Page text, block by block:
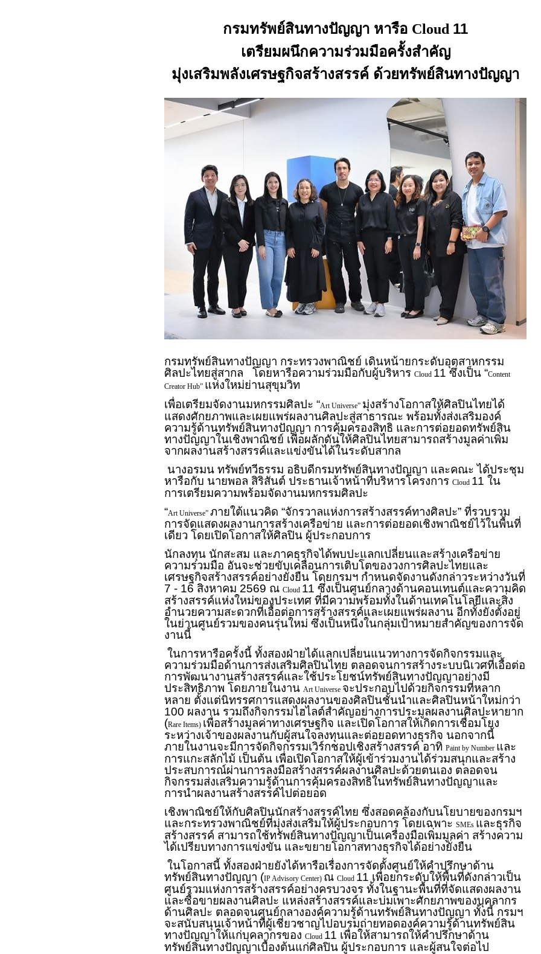
กรมทรัพย์สินทางปัญญา หารือ Cloud 11
เตรียมผนึกความร่วมมือครั้งสำคัญ
มุ่งเสริมพลังเศรษฐกิจสร้างสรรค์ ด้วยทรัพย์สินทางปัญญา
กรมทรัพย์สินทางปัญญา กระทรวงพาณิชย์ เดินหน้ายกระดับอุตสาหกรรม
ศิลปะไทยสู่สากล โดยหารือความร่วมมือกับผู้บริหาร Cloud 11 ซึ่งเป็น “Content
Creator Hub” แห่งใหม่ย่านสุขุมวิท
เพื่อเตรียมจัดงานมหกรรมศิลปะ “Art Universe” มุ่งสร้างโอกาสให้ศิลปินไทยได้
แสดงศักยภาพและเผยแพร่ผลงานศิลปะสู่สาธารณะ พร้อมทั้งส่งเสริมองค์
ความรู้ด้านทรัพย์สินทางปัญญา การคุ้มครองสิทธิ และการต่อยอดทรัพย์สิน
ทางปัญญาในเชิงพาณิชย์ เพื่อผลักดันให้ศิลปินไทยสามารถสร้างมูลค่าเพิ่ม
จากผลงานสร้างสรรค์และแข่งขันได้ในระดับสากล
นางอรมน ทรัพย์ทวีธรรม อธิบดีกรมทรัพย์สินทางปัญญา และคณะ ได้ประชุม
หารือกับ นายพอล สิริสันต์ ประธานเจ้าหน้าที่บริหารโครงการ Cloud 11 ใน
การเตรียมความพร้อมจัดงานมหกรรมศิลปะ
“Art Universe” ภายใต้แนวคิด “จักรวาลแห่งการสร้างสรรค์ทางศิลปะ” ที่รวบรวม
การจัดแสดงผลงานการสร้างเครือข่าย และการต่อยอดเชิงพาณิชย์ไว้ในพื้นที่
เดียว โดยเปิดโอกาสให้ศิลปิน ผู้ประกอบการ
นักลงทุน นักสะสม และภาคธุรกิจได้พบปะแลกเปลี่ยนและสร้างเครือข่าย
ความร่วมมือ อันจะช่วยขับเคลื่อนการเติบโตของวงการศิลปะไทยและ
เศรษฐกิจสร้างสรรค์อย่างยั่งยืน โดยกรมฯ กำหนดจัดงานดังกล่าวระหว่างวันที่
7 - 16 สิงหาคม 2569 ณ Cloud 11 ซึ่งเป็นศูนย์กลางด้านคอนเทนต์และความคิด
สร้างสรรค์แห่งใหม่ของประเทศ ที่มีความพร้อมทั้งในด้านเทคโนโลยีและสิ่ง
อำนวยความสะดวกที่เอื้อต่อการสร้างสรรค์และเผยแพร่ผลงาน อีกทั้งยังตั้งอยู่
ในย่านศูนย์รวมของคนรุ่นใหม่ ซึ่งเป็นหนึ่งในกลุ่มเป้าหมายสำคัญของการจัด
งานนี้
ในการหารือครั้งนี้ ทั้งสองฝ่ายได้แลกเปลี่ยนแนวทางการจัดกิจกรรมและ
ความร่วมมือด้านการส่งเสริมศิลปินไทย ตลอดจนการสร้างระบบนิเวศที่เอื้อต่อ
การพัฒนางานสร้างสรรค์และใช้ประโยชน์ทรัพย์สินทางปัญญาอย่างมี
ประสิทธิภาพ โดยภายในงาน Art Universe จะประกอบไปด้วยกิจกรรมที่หลาก
หลาย ตั้งแต่นิทรรศการแสดงผลงานของศิลปินชั้นนำและศิลปินหน้าใหม่กว่า
100 ผลงาน รวมถึงกิจกรรมไฮไลต์สำคัญอย่างการประมูลผลงานศิลปะหายาก
(Rare Items) เพื่อสร้างมูลค่าทางเศรษฐกิจ และเปิดโอกาสให้เกิดการเชื่อมโยง
ระหว่างเจ้าของผลงานกับผู้สนใจลงทุนและต่อยอดทางธุรกิจ นอกจากนี้
ภายในงานจะมีการจัดกิจกรรมเวิร์กชอปเชิงสร้างสรรค์ อาทิ Paint by Number และ
การแกะสลักไม้ เป็นต้น เพื่อเปิดโอกาสให้ผู้เข้าร่วมงานได้ร่วมสนุกและสร้าง
ประสบการณ์ผ่านการลงมือสร้างสรรค์ผลงานศิลปะด้วยตนเอง ตลอดจน
กิจกรรมส่งเสริมความรู้ด้านการคุ้มครองสิทธิในทรัพย์สินทางปัญญาและ
การนำผลงานสร้างสรรค์ไปต่อยอด
เชิงพาณิชย์ให้กับศิลปินนักสร้างสรรค์ไทย ซึ่งสอดคล้องกับนโยบายของกรมฯ
และกระทรวงพาณิชย์ที่มุ่งส่งเสริมให้ผู้ประกอบการ โดยเฉพาะ SMEs และธุรกิจ
สร้างสรรค์ สามารถใช้ทรัพย์สินทางปัญญาเป็นเครื่องมือเพิ่มมูลค่า สร้างความ
ได้เปรียบทางการแข่งขัน และขยายโอกาสทางธุรกิจได้อย่างยั่งยืน
ในโอกาสนี้ ทั้งสองฝ่ายยังได้หารือเรื่องการจัดตั้งศูนย์ให้คำปรึกษาด้าน
ทรัพย์สินทางปัญญา (IP Advisory Center) ณ Cloud 11 เพื่อยกระดับให้พื้นที่ดังกล่าวเป็น
ศูนย์รวมแห่งการสร้างสรรค์อย่างครบวงจร ทั้งในฐานะพื้นที่ที่จัดแสดงผลงาน
และซื้อขายผลงานศิลปะ แหล่งสร้างสรรค์และบ่มเพาะศักยภาพของบุคลากร
ด้านศิลปะ ตลอดจนศูนย์กลางองค์ความรู้ด้านทรัพย์สินทางปัญญา ทั้งนี้ กรมฯ
จะสนับสนุนเจ้าหน้าที่ผู้เชี่ยวชาญไปอบรมถ่ายทอดองค์ความรู้ด้านทรัพย์สิน
ทางปัญญาให้แก่บุคลากรของ Cloud 11 เพื่อให้สามารถให้คำปรึกษาด้าน
ทรัพย์สินทางปัญญาเบื้องต้นแก่ศิลปิน ผู้ประกอบการ และผู้สนใจต่อไป